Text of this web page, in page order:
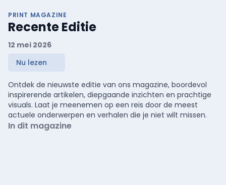
PRINT MAGAZINE
Recente Editie
12 mei 2026
Nu lezen
Ontdek de nieuwste editie van ons magazine, boordevol
inspirerende artikelen, diepgaande inzichten en prachtige
visuals. Laat je meenemen op een reis door de meest
actuele onderwerpen en verhalen die je niet wilt missen.
In dit magazine